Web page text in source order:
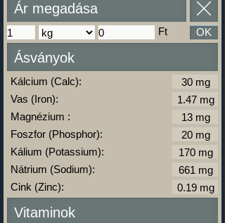
Ár megadása
Ft OK
Ásványok
Kálcium (Calc):
Vas (Iron):
Magnézium :
Foszfor (Phosphor):
Kálium (Potassium):
Nátrium (Sodium):
Cink (Zinc):
Vitaminok